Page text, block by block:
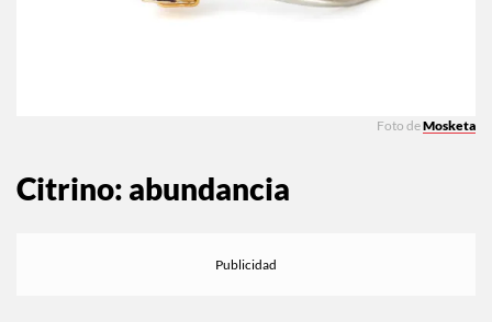
Foto deMosketa
Citrino: abundancia